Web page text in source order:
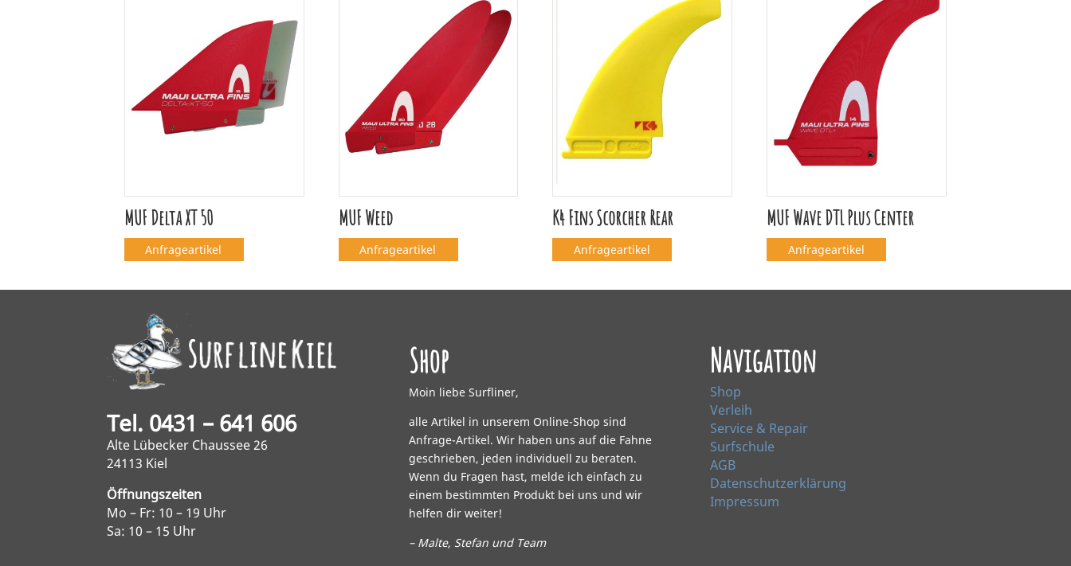
MUF Delta XT 50
Anfrageartikel
MUF Weed
Anfrageartikel
K4 Fins Scorcher Rear
Anfrageartikel
MUF Wave DTL Plus Center
Anfrageartikel
Tel. 0431 – 641 606
Alte Lübecker Chaussee 26
24113 Kiel
Öffnungszeiten
Mo – Fr: 10 – 19 Uhr
Sa: 10 – 15 Uhr
Shop
Moin liebe Surfliner,
alle Artikel in unserem Online-Shop sind
Anfrage-Artikel. Wir haben uns auf die Fahne
geschrieben, jeden individuell zu beraten.
Wenn du Fragen hast, melde ich einfach zu
einem bestimmten Produkt bei uns und wir
helfen dir weiter!
– Malte, Stefan und Team
Navigation
Shop
Verleih
Service & Repair
Surfschule
AGB
Datenschutzerklärung
Impressum